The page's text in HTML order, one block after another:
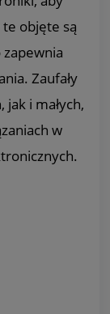
objęte są
Zaufały
i małych,
w